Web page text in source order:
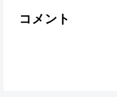
コメント